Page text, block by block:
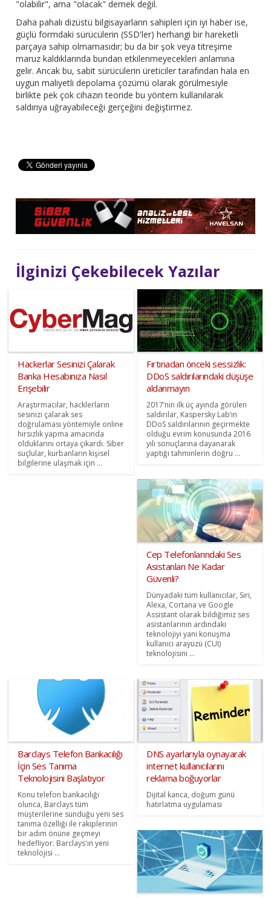
"olabilir", ama "olacak" demek değil.
Daha pahalı dizüstü bilgisayarların sahipleri için iyi haber ise,
güçlü formdaki sürücülerin (SSD'ler) herhangi bir hareketli
parçaya sahip olmamasıdır; bu da bir şok veya titreşime
maruz kaldıklarında bundan etkilenmeyecekleri anlamına
gelir. Ancak bu, sabit sürücülerin üreticiler tarafından hala en
uygun maliyetli depolama çözümü olarak görülmesiyle
birlikte pek çok cihazın teoride bu yöntem kullanılarak
saldırıya uğrayabileceği gerçeğini değiştirmez.
İlginizi Çekebilecek Yazılar
Hackerlar Sesinizi Çalarak
Banka Hesabınıza Nasıl
Erişebilir
Araştırmacılar, hacklerların
sesinizi çalarak ses
doğrulaması yöntemiyle online
hırsızlık yapma amacında
olduklarını ortaya çıkardı. Siber
suçlular, kurbanların kişisel
bilgilerine ulaşmak için ...
Fırtınadan önceki sessizlik:
DDoS saldırılarındaki düşüşe
aldanmayın
2017’nin ilk üç ayında görülen
saldırılar, Kaspersky Lab’ın
DDoS saldırılarının geçirmekte
olduğu evrim konusunda 2016
yılı sonuçlarına dayanarak
yaptığı tahminlerin doğru ...
Cep Telefonlarındaki Ses
Asistanları Ne Kadar
Güvenli?
Dünyadaki tüm kullanıcılar, Siri,
Alexa, Cortana ve Google
Assistant olarak bildiğimiz ses
asistanlarının ardındaki
teknolojiyi yani konuşma
kullanıcı arayüzü (CUI)
teknolojisini ...
Barclays Telefon Bankacılığı
İçin Ses Tanıma
Teknolojisini Başlatıyor
Konu telefon bankacılığı
olunca, Barclays tüm
müşterilerine sunduğu yeni ses
tanıma özelliği ile rakiplerinin
bir adım önüne geçmeyi
hedefliyor. Barclays'ın yeni
teknolojisi ...
DNS ayarlarıyla oynayarak
internet kullanıcılarını
reklama boğuyorlar
Dijital kanca, doğum günü
hatırlatma uygulaması